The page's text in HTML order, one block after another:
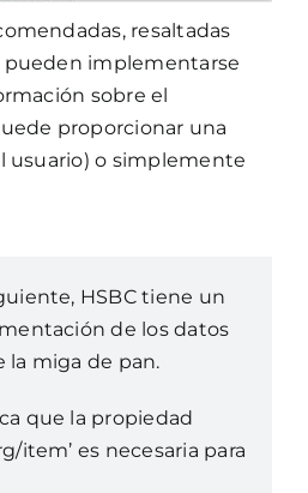
resaltadas
pueden implementarse
sobre el
proporcionar una
usuario) o simplemente
HSBC tiene un
de los datos
la miga de pan.
que la propiedad
item’ es necesaria para